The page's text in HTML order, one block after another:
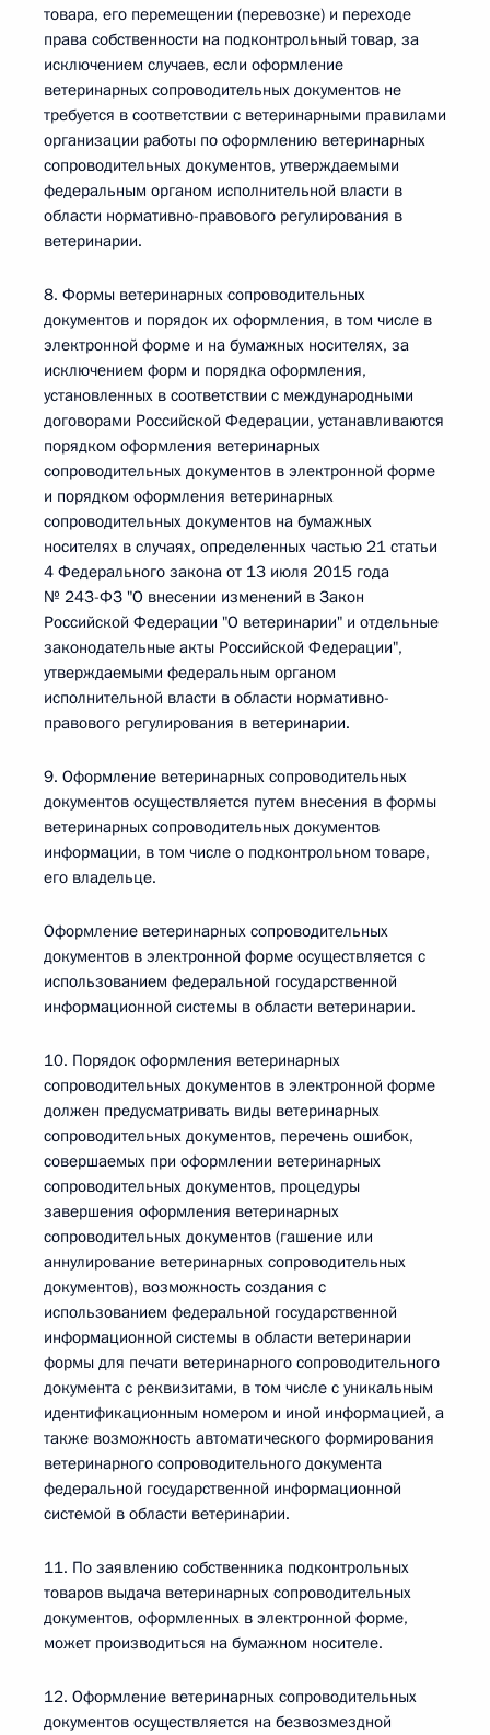
товара, его перемещении (перевозке) и переходе
права собственности на подконтрольный товар, за
исключением случаев, если оформление
ветеринарных сопроводительных документов не
требуется в соответствии с ветеринарными правилами
организации работы по оформлению ветеринарных
сопроводительных документов, утверждаемыми
федеральным органом исполнительной власти в
области нормативно-правового регулирования в
ветеринарии.
8. Формы ветеринарных сопроводительных
документов и порядок их оформления, в том числе в
электронной форме и на бумажных носителях, за
исключением форм и порядка оформления,
установленных в соответствии с международными
договорами Российской Федерации, устанавливаются
порядком оформления ветеринарных
сопроводительных документов в электронной форме
и порядком оформления ветеринарных
сопроводительных документов на бумажных
носителях в случаях, определенных частью 21 статьи
4 Федерального закона от 13 июля 2015 года
№ 243-ФЗ "О внесении изменений в Закон
Российской Федерации "О ветеринарии" и отдельные
законодательные акты Российской Федерации",
утверждаемыми федеральным органом
исполнительной власти в области нормативно-
правового регулирования в ветеринарии.
9. Оформление ветеринарных сопроводительных
документов осуществляется путем внесения в формы
ветеринарных сопроводительных документов
информации, в том числе о подконтрольном товаре,
его владельце.
Оформление ветеринарных сопроводительных
документов в электронной форме осуществляется с
использованием федеральной государственной
информационной системы в области ветеринарии.
10. Порядок оформления ветеринарных
сопроводительных документов в электронной форме
должен предусматривать виды ветеринарных
сопроводительных документов, перечень ошибок,
совершаемых при оформлении ветеринарных
сопроводительных документов, процедуры
завершения оформления ветеринарных
сопроводительных документов (гашение или
аннулирование ветеринарных сопроводительных
документов), возможность создания с
использованием федеральной государственной
информационной системы в области ветеринарии
формы для печати ветеринарного сопроводительного
документа с реквизитами, в том числе с уникальным
идентификационным номером и иной информацией, а
также возможность автоматического формирования
ветеринарного сопроводительного документа
федеральной государственной информационной
системой в области ветеринарии.
11. По заявлению собственника подконтрольных
товаров выдача ветеринарных сопроводительных
документов, оформленных в электронной форме,
может производиться на бумажном носителе.
12. Оформление ветеринарных сопроводительных
документов осуществляется на безвозмездной